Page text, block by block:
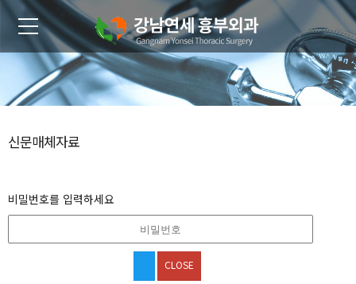
신문매체자료
비밀번호를 입력하세요
CLOSE